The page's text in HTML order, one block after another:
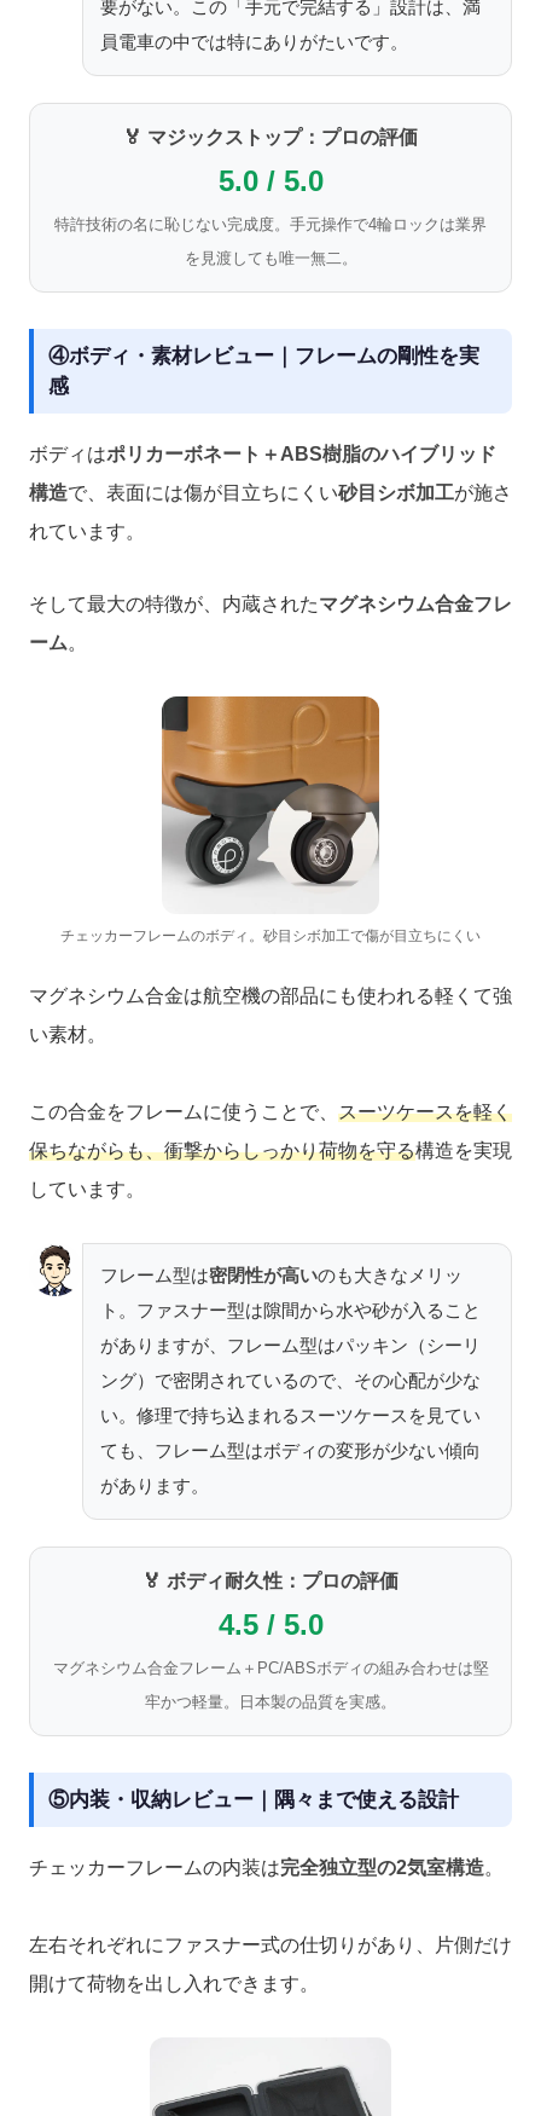
要がない。この「手元で完結する」設計は、満
員電車の中では特にありがたいです。
🏅 マジックストップ：プロの評価
5.0 / 5.0
特許技術の名に恥じない完成度。手元操作で4輪ロックは業界
を見渡しても唯一無二。
④ボディ・素材レビュー｜フレームの剛性を実
感
ボディはポリカーボネート＋ABS樹脂のハイブリッド
構造で、表面には傷が目立ちにくい砂目シボ加工が施さ
れています。
そして最大の特徴が、内蔵されたマグネシウム合金フレ
ーム。
チェッカーフレームのボディ。砂目シボ加工で傷が目立ちにくい
マグネシウム合金は航空機の部品にも使われる軽くて強
い素材。
この合金をフレームに使うことで、 スーツケースを軽く
保ちながらも、衝撃からしっかり荷物を守る構造を実現
しています。
フレーム型は密閉性が高いのも大きなメリッ
ト。ファスナー型は隙間から水や砂が入ること
がありますが、フレーム型はパッキン（シーリ
ング）で密閉されているので、その心配が少な
い。修理で持ち込まれるスーツケースを見てい
ても、フレーム型はボディの変形が少ない傾向
があります。
🏅 ボディ耐久性：プロの評価
4.5 / 5.0
マグネシウム合金フレーム＋PC/ABSボディの組み合わせは堅
牢かつ軽量。日本製の品質を実感。
⑤内装・収納レビュー｜隅々まで使える設計
チェッカーフレームの内装は完全独立型の2気室構造。
左右それぞれにファスナー式の仕切りがあり、片側だけ
開けて荷物を出し入れできます。